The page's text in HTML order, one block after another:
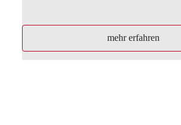
mehr erfahren